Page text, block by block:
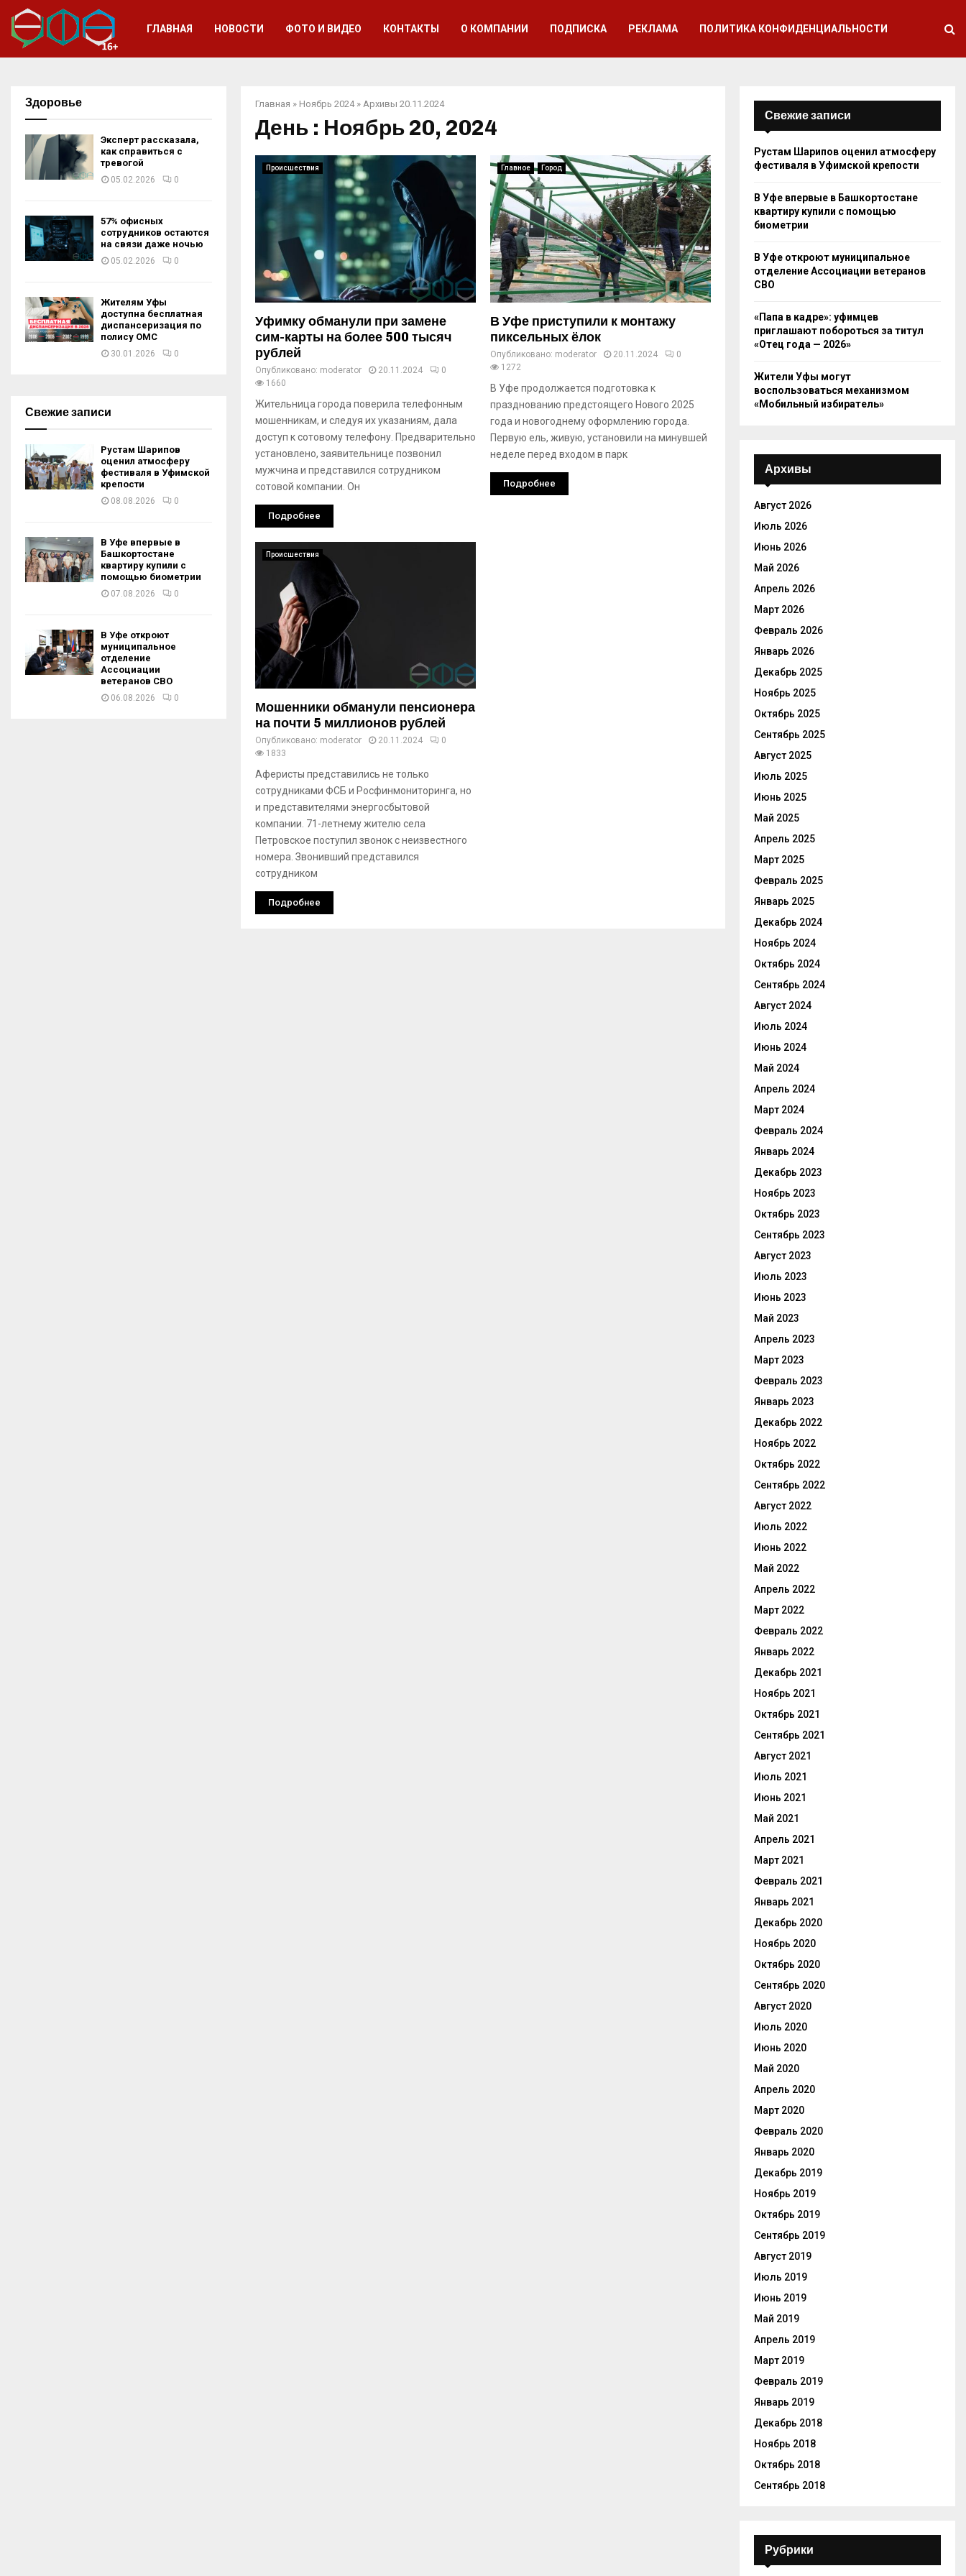
ГЛАВНАЯ НОВОСТИ ФОТО И ВИДЕО КОНТАКТЫ О КОМПАНИИ ПОДПИСКА РЕКЛАМА ПОЛИТИКА КОНФИДЕНЦИАЛЬНОСТИ
Главная » Ноябрь 2024» Архивы 20.11.2024
День : Ноябрь 20, 2024
Происшествия
Уфимку обманули при замене
сим-карты на более 500 тысяч
рублей
Опубликовано: moderator 20.11.2024
0
1660
Жительница города поверила телефонным
мошенникам, и следуя их указаниям, дала
доступ к сотовому телефону. Предварительно
установлено, заявительнице позвонил
мужчина и представился сотрудником
сотовой компании. Он
Подробнее
Главное Город
В Уфе приступили к монтажу
пиксельных ёлок
Опубликовано: moderator 20.11.2024
0
1272
В Уфе продолжается подготовка к
празднованию предстоящего Нового 2025
года и новогоднему оформлению города.
Первую ель, живую, установили на минувшей
неделе перед входом в парк
Подробнее
Происшествия
Мошенники обманули пенсионера
на почти 5 миллионов рублей
Опубликовано: moderator 20.11.2024
0
1833
Аферисты представились не только
сотрудниками ФСБ и Росфинмониторинга, но
и представителями энергосбытовой
компании. 71-летнему жителю села
Петровское поступил звонок с неизвестного
номера. Звонивший представился
сотрудником
Подробнее
Здоровье
Эксперт рассказала,
как справиться с
тревогой
05.02.2026 0
57% офисных
сотрудников остаются
на связи даже ночью
05.02.2026 0
Жителям Уфы
доступна бесплатная
диспансеризация по
полису ОМС
30.01.2026 0
Свежие записи
Рустам Шарипов
оценил атмосферу
фестиваля в Уфимской
крепости
08.08.2026 0
В Уфе впервые в
Башкортостане
квартиру купили с
помощью биометрии
07.08.2026 0
В Уфе откроют
муниципальное
отделение
Ассоциации
ветеранов СВО
06.08.2026 0
Свежие записи
Рустам Шарипов оценил атмосферу
фестиваля в Уфимской крепости
В Уфе впервые в Башкортостане
квартиру купили с помощью
биометрии
В Уфе откроют муниципальное
отделение Ассоциации ветеранов
СВО
«Папа в кадре»: уфимцев
приглашают побороться за титул
«Отец года — 2026»
Жители Уфы могут
воспользоваться механизмом
«Мобильный избиратель»
Архивы
Август 2026
Июль 2026
Июнь 2026
Май 2026
Апрель 2026
Март 2026
Февраль 2026
Январь 2026
Декабрь 2025
Ноябрь 2025
Октябрь 2025
Сентябрь 2025
Август 2025
Июль 2025
Июнь 2025
Май 2025
Апрель 2025
Март 2025
Февраль 2025
Январь 2025
Декабрь 2024
Ноябрь 2024
Октябрь 2024
Сентябрь 2024
Август 2024
Июль 2024
Июнь 2024
Май 2024
Апрель 2024
Март 2024
Февраль 2024
Январь 2024
Декабрь 2023
Ноябрь 2023
Октябрь 2023
Сентябрь 2023
Август 2023
Июль 2023
Июнь 2023
Май 2023
Апрель 2023
Март 2023
Февраль 2023
Январь 2023
Декабрь 2022
Ноябрь 2022
Октябрь 2022
Сентябрь 2022
Август 2022
Июль 2022
Июнь 2022
Май 2022
Апрель 2022
Март 2022
Февраль 2022
Январь 2022
Декабрь 2021
Ноябрь 2021
Октябрь 2021
Сентябрь 2021
Август 2021
Июль 2021
Июнь 2021
Май 2021
Апрель 2021
Март 2021
Февраль 2021
Январь 2021
Декабрь 2020
Ноябрь 2020
Октябрь 2020
Сентябрь 2020
Август 2020
Июль 2020
Июнь 2020
Май 2020
Апрель 2020
Март 2020
Февраль 2020
Январь 2020
Декабрь 2019
Ноябрь 2019
Октябрь 2019
Сентябрь 2019
Август 2019
Июль 2019
Июнь 2019
Май 2019
Апрель 2019
Март 2019
Февраль 2019
Январь 2019
Декабрь 2018
Ноябрь 2018
Октябрь 2018
Сентябрь 2018
Рубрики